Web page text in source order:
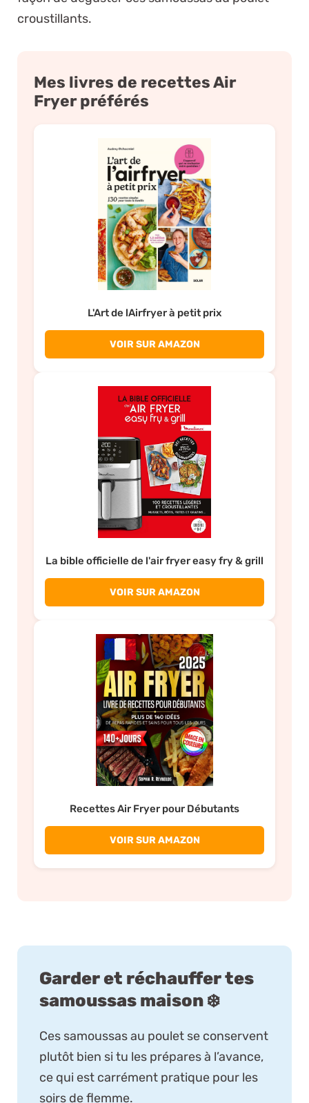
croustillants.
Mes livres de recettes Air
Fryer préférés
L'Art de lAirfryer à petit prix
VOIR SUR AMAZON
La bible officielle de l'air fryer easy fry & grill
VOIR SUR AMAZON
Recettes Air Fryer pour Débutants
VOIR SUR AMAZON
Garder et réchauffer tes
samoussas maison ❄️
Ces samoussas au poulet se conservent
plutôt bien si tu les prépares à l’avance,
ce qui est carrément pratique pour les
soirs de flemme.